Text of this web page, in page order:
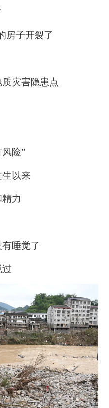
房子开裂了
灾害隐患点
险”
生以来
力
睡觉了
过